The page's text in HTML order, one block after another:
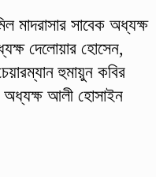
মাদরাসার সাবেক অধ্যক্ষ
দেলোয়ার হোসেন,
হুমায়ুন কবির
অধ্যক্ষ আলী হোসাইন